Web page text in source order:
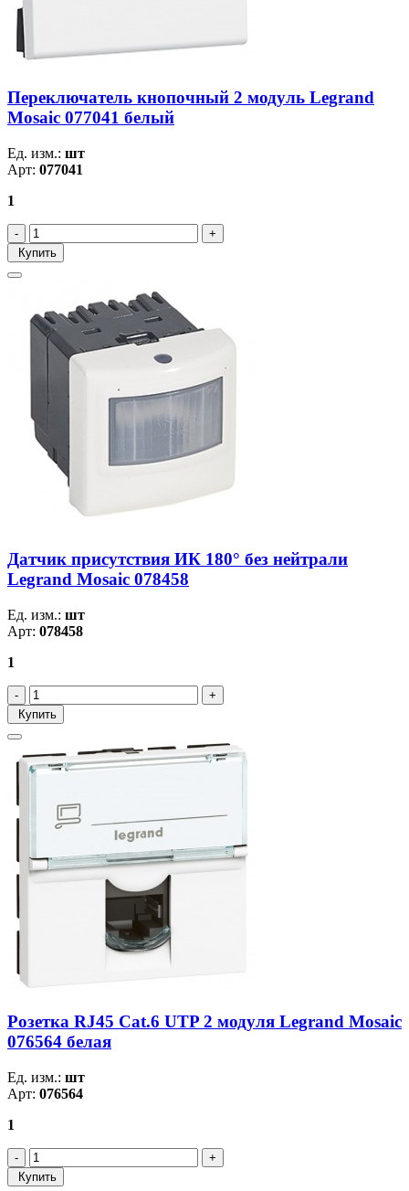
Переключатель кнопочный 2 модуль Legrand
Mosaic 077041 белый
Ед. изм.: шт
Арт: 077041
1
Купить
Датчик присутствия ИК 180° без нейтрали
Legrand Mosaic 078458
Ед. изм.: шт
Арт: 078458
1
Купить
Розетка RJ45 Cat.6 UTP 2 модуля Legrand Mosaic
076564 белая
Ед. изм.: шт
Арт: 076564
1
Купить